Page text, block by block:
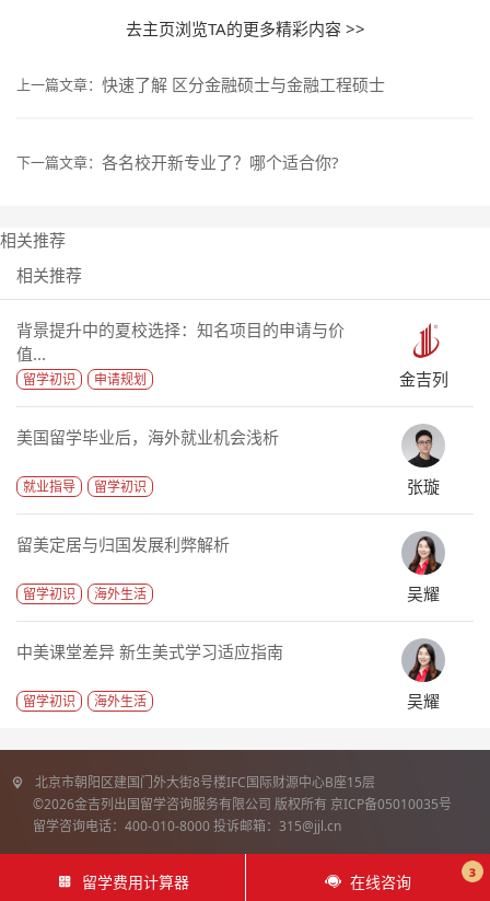
去主页浏览TA的更多精彩内容 >>
上一篇文章： 快速了解 区分金融硕士与金融工程硕士
下一篇文章： 各名校开新专业了？哪个适合你?
相关推荐
相关推荐
背景提升中的夏校选择：知名项目的申请与价
值...
留学初识 申请规划 金吉列
美国留学毕业后，海外就业机会浅析
就业指导 留学初识 张璇
留美定居与归国发展利弊解析
留学初识 海外生活 吴耀
中美课堂差异 新生美式学习适应指南
留学初识 海外生活 吴耀
北京市朝阳区建国门外大街8号楼IFC国际财源中心B座15层
©2026金吉列出国留学咨询服务有限公司 版权所有 京ICP备05010035号
留学咨询电话：400-010-8000 投诉邮箱：315@jjl.cn
留学费用计算器 在线咨询 3